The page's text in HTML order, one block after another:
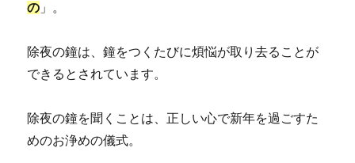
の 」。
除夜の鐘は、鐘をつくたびに煩悩が取り去ることが
できるとされています。
除夜の鐘を聞くことは、正しい心で新年を過ごすた
めのお浄めの儀式。